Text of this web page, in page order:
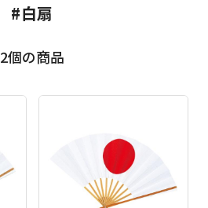
#白扇
2個の商品